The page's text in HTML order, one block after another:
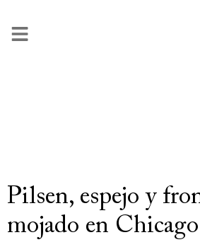
Pilsen, espejo y
mojado en Chicago